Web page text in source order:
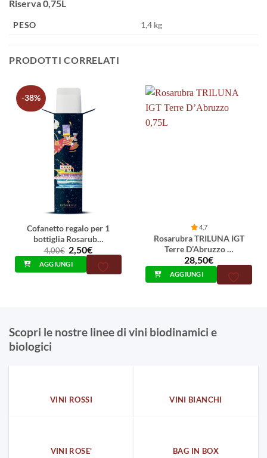
Riserva 0,75L
PESO 1,4 kg
PRODOTTI CORRELATI
-38%
Cofanetto regalo per 1
bottiglia Rosarub…
4,00€ Il
prezzo
originale
era:
2,50€Il
prezzo
attuale
è:
AGGIUNGI
4,7
Rosarubra TRILUNA IGT
Terre D’Abruzzo …
28,50€
AGGIUNGI
Scopri le nostre linee di vini biodinamici e
biologici
VINI ROSSI VINI BIANCHI
VINI ROSE' BAG IN BOX